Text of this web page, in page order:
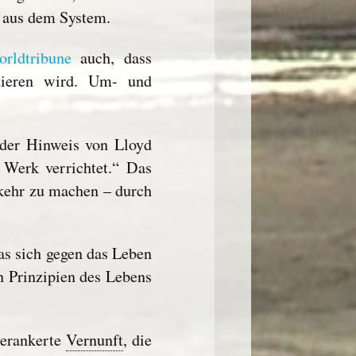
dem System.
auch, dass
wird. Um- und
Hinweis von Lloyd
verrichtet.“ Das
zu machen – durch
sich gegen das Leben
des Lebens
Vernunft, die